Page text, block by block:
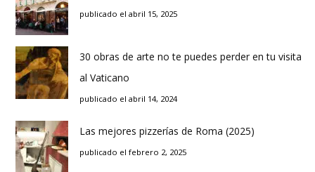
publicado el abril 15, 2025
30 obras de arte no te puedes perder en tu visita
al Vaticano
publicado el abril 14, 2024
Las mejores pizzerías de Roma (2025)
publicado el febrero 2, 2025